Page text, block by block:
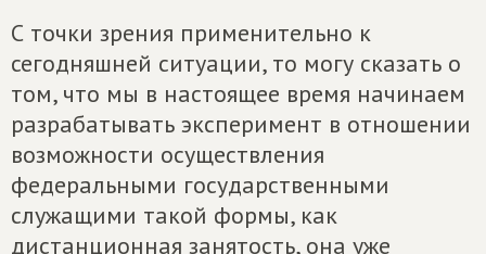
С точки зрения применительно к
сегодняшней ситуации, то могу сказать о
том, что мы в настоящее время начинаем
разрабатывать эксперимент в отношении
возможности осуществления
федеральными государственными
служащими такой формы, как
дистанционная занятость, она уже